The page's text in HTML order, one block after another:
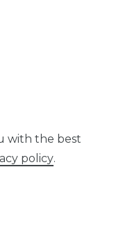
with the best
policy.